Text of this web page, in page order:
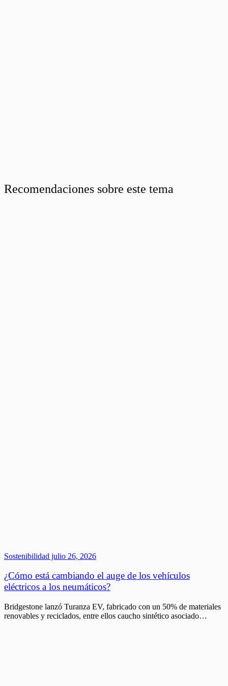
Recomendaciones sobre este tema
Sostenibilidad julio 26, 2026
¿Cómo está cambiando el auge de los vehículos
eléctricos a los neumáticos?
Bridgestone lanzó Turanza EV, fabricado con un 50% de materiales
renovables y reciclados, entre ellos caucho sintético asociado…